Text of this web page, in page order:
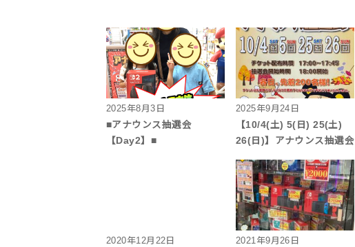
2025年8月3日
■アナウンス抽選会
【Day2】■
2025年9月24日
【10/4(土) 5(日) 25(土)
26(日)】アナウンス抽選会
2020年12月22日
2021年9月26日